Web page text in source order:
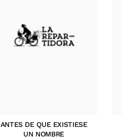
ANTES DE QUE EXISTIESE
UN NOMBRE